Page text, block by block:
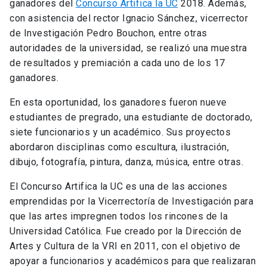
ganadores del Concurso Artifica la UC 2018. Además,
con asistencia del rector Ignacio Sánchez, vicerrector
de Investigación Pedro Bouchon, entre otras
autoridades de la universidad, se realizó una muestra
de resultados y premiación a cada uno de los 17
ganadores.
En esta oportunidad, los ganadores fueron nueve
estudiantes de pregrado, una estudiante de doctorado,
siete funcionarios y un académico. Sus proyectos
abordaron disciplinas como escultura, ilustración,
dibujo, fotografía, pintura, danza, música, entre otras.
El Concurso Artifica la UC es una de las acciones
emprendidas por la Vicerrectoría de Investigación para
que las artes impregnen todos los rincones de la
Universidad Católica. Fue creado por la Dirección de
Artes y Cultura de la VRI en 2011, con el objetivo de
apoyar a funcionarios y académicos para que realizaran